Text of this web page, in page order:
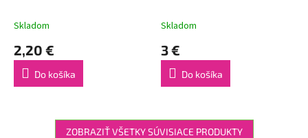
Skladom
2,20 €
Do košíka
Skladom
3 €
Do košíka
ZOBRAZIŤ VŠETKY SÚVISIACE PRODUKTY